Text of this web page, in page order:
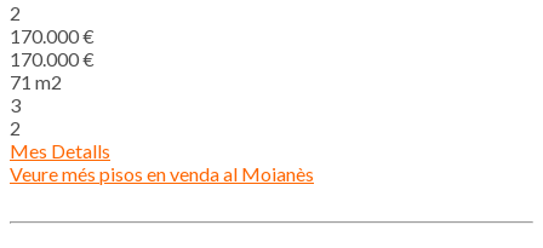
2
170.000 €
170.000 €
71 m2
3
2
Mes Detalls
Veure més pisos en venda al Moianès